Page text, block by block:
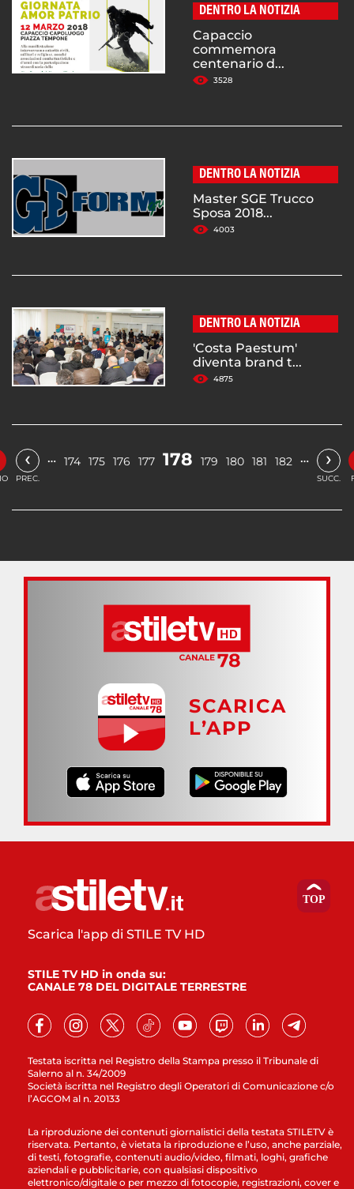
DENTRO LA NOTIZIA
Capaccio
commemora
centenario d...
3528
DENTRO LA NOTIZIA
Master SGE Trucco
Sposa 2018...
4003
DENTRO LA NOTIZIA
'Costa Paestum'
diventa brand t...
4875
‹
PREC.
… 174 175 176 177 178 179 180 181 182 … ›
SUCC.
SCARICA
L’APP
Testata iscritta nel Registro della Stampa presso il Tribunale di
Salerno al n. 34/2009
Società iscritta nel Registro degli Operatori di Comunicazione c/o
l’AGCOM al n. 20133
Scarica l'app di STILE TV HD
STILE TV HD in onda su:
CANALE 78 DEL DIGITALE TERRESTRE
La riproduzione dei contenuti giornalistici della testata STILETV è
riservata. Pertanto, è vietata la riproduzione e l’uso, anche parziale,
di testi, fotografie, contenuti audio/video, filmati, loghi, grafiche
aziendali e pubblicitarie, con qualsiasi dispositivo
elettronico/digitale o per mezzo di fotocopie, registrazioni, cover e